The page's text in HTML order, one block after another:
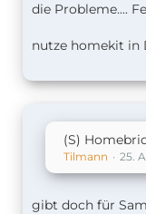
die Probleme....
nutze homekit in
(S)
Tilmann 25.
gibt doch für